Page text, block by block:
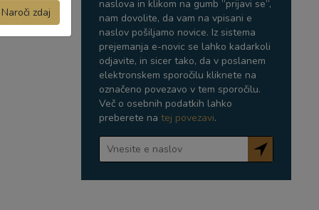
Naroči zdaj
naslova in klikom na gumb ”prijavi se”,
nam dovolite, da vam na vpisani e
naslov pošiljamo novice. Iz sistema
prejemanja e-novic se lahko kadarkoli
odjavite, in sicer tako, da v poslanem
elektronskem sporočilu kliknete na
označeno povezavo v tem sporočilu.
Več o osebnih podatkih lahko
preberete na tej povezavi.